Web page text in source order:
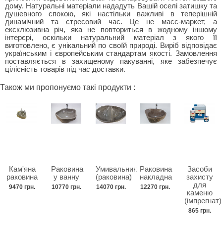
дому. Натуральні матеріали нададуть Вашій оселі затишку та
душевного спокою, які настільки важливі в теперішній
динамічний та стресовий час. Це не масс-маркет, а
ексклюзивна річ, яка не повториться в жодному іншому
інтерєрі, оскільки натуральний матеріал з якого її
виготовлено, є унікальний по своїй природі. Виріб відповідає
українським і європейським стандартам якості. Замовлення
поставляється в захищеному пакуванні, яке забезпечує
цілісність товарів під час доставки.
Також ми пропонуємо такі продукти :
Кам'яна
раковина
9470 грн.
Раковина
у ванну
10770 грн.
Умивальник
(раковина)
14070 грн.
Раковина
накладна
12270 грн.
Засоби
захисту
для
каменю
(імпрегнат)
865 грн.